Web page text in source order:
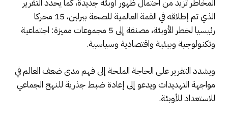
المخاطر تزيد من احتمال ظهور أوبئة جديدة، كما يحدد التقرير
الذي تم إطلاقه في القمة العالمية للصحة ببرلين، 15 محركا
رئيسيا لخطر الأوبئة، مصنفة إلى 5 مجموعات مميزة: اجتماعية
وتكنولوجية وبيئية واقتصادية وسياسية.
ويشدد التقرير على الحاجة الملحة إلى فهم مدى ضعف العالم في
مواجهة التهديدات ويدعو إلى إعادة ضبط جذرية للنهج الجماعي
للاستعداد للأوبئة.